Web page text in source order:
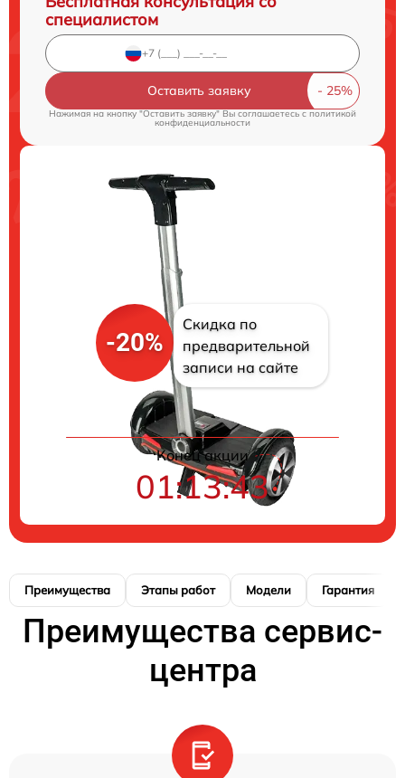
специалистом
Оставить заявку
Нажимая на кнопку "Оставить заявку" Вы соглашаетесь cполитикой
конфиденциальности
-20%
Скидка по
предварительной
записи на сайте
Конец акции
01:13:42
Преимущества Этапы работ Модели Гарантия
Преимущества сервис-
центра